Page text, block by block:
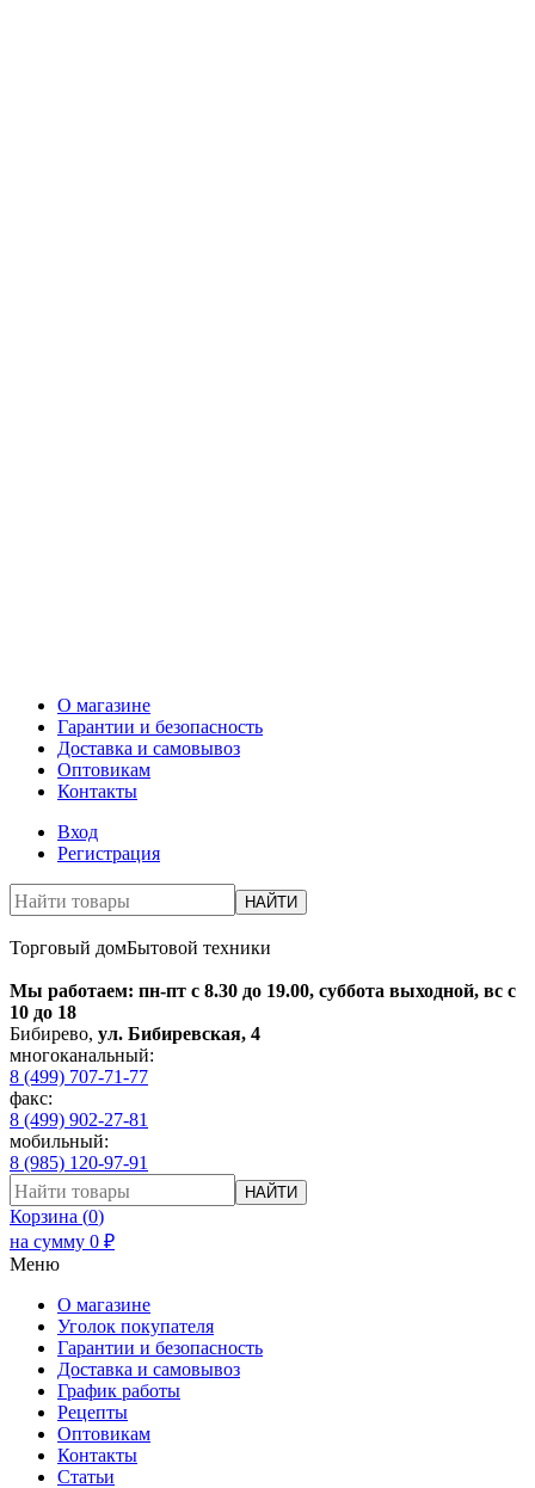
О магазине
Гарантии и безопасность
Доставка и самовывоз
Оптовикам
Контакты
Вход
Регистрация
НАЙТИ
Торговый домБытовой техники
Мы работаем: пн-пт с 8.30 до 19.00, суббота выходной, вс с
10 до 18
Бибирево, ул. Бибиревская, 4
многоканальный:
8 (499) 707-71-77
факс:
8 (499) 902-27-81
мобильный:
8 (985) 120-97-91
НАЙТИ
Корзина (0)
на сумму 0 ₽
Меню
О магазине
Уголок покупателя
Гарантии и безопасность
Доставка и самовывоз
График работы
Рецепты
Оптовикам
Контакты
Статьи